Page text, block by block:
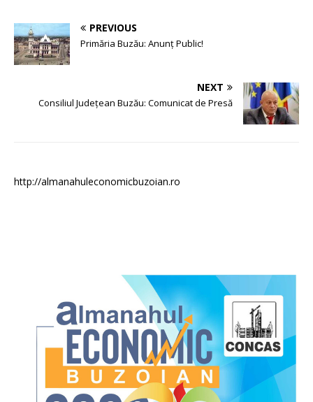
PREVIOUS
Primăria Buzău: Anunț Public!
NEXT
Consiliul Județean Buzău: Comunicat de Presă
http://almanahuleconomicbuzoian.ro